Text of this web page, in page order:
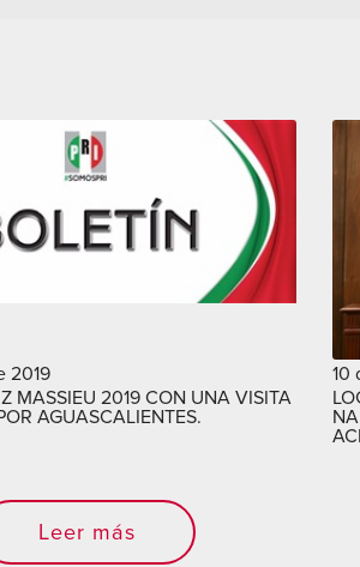
2019
MASSIEU 2019 CON UNA VISITA
AGUASCALIENTES.
Leer más
10